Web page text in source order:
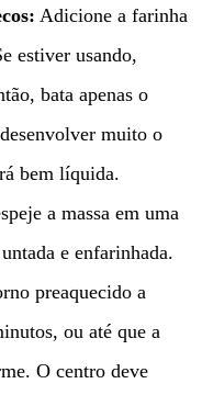
Adicione a farinha
estiver usando,
bata apenas o
muito o
bem líquida.
a massa em uma
e enfarinhada.
preaquecido a
ou até que a
O centro deve